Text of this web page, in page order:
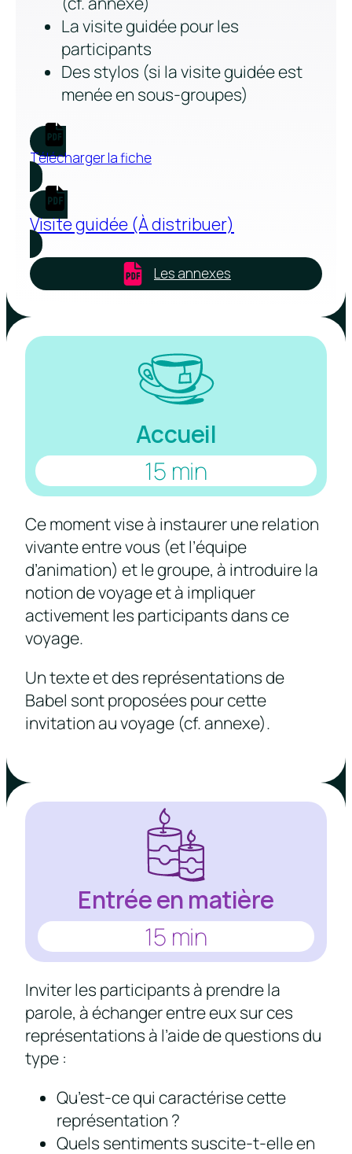
La visite guidée pour les
participants
Des stylos (si la visite guidée est
menée en sous-groupes)
Télécharger la fiche
Visite guidée (À distribuer)
Les annexes
Accueil
15 min
Ce moment vise à instaurer une relation
vivante entre vous (et l’équipe
d’animation) et le groupe, à introduire la
notion de voyage et à impliquer
activement les participants dans ce
voyage.
Un texte et des représentations de
Babel sont proposées pour cette
invitation au voyage (cf. annexe).
Entrée en matière
15 min
Inviter les participants à prendre la
parole, à échanger entre eux sur ces
représentations à l’aide de questions du
type :
Qu’est-ce qui caractérise cette
représentation ?
Quels sentiments suscite-t-elle en